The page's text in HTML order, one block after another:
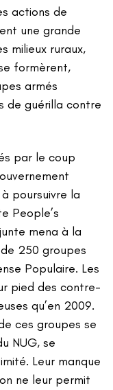
actions de
une grande
milieux ruraux,
formèrent,
armés
de guérilla contre
par le coup
poursuivre la
People’s
mena à la
250 groupes
Populaire. Les
pied des contre-
qu’en 2009.
ces groupes se
NUG, se
Leur manque
ne leur permit